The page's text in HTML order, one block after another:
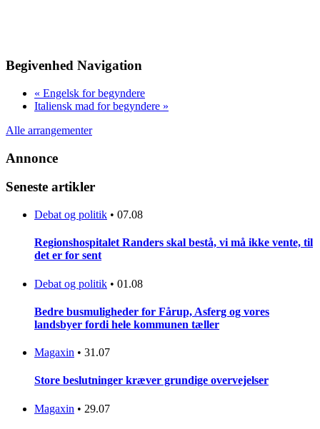
Begivenhed Navigation
« Engelsk for begyndere
Italiensk mad for begyndere »
Alle arrangementer
Annonce
Seneste artikler
Debat og politik • 07.08
Regionshospitalet Randers skal bestå, vi må ikke vente, til
det er for sent
Debat og politik • 01.08
Bedre busmuligheder for Fårup, Asferg og vores
landsbyer fordi hele kommunen tæller
Magaxin • 31.07
Store beslutninger kræver grundige overvejelser
Magaxin • 29.07